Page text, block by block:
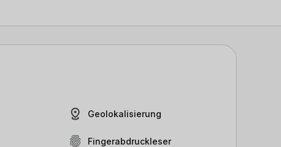
Geolokalisierung
Fingerabdruckleser